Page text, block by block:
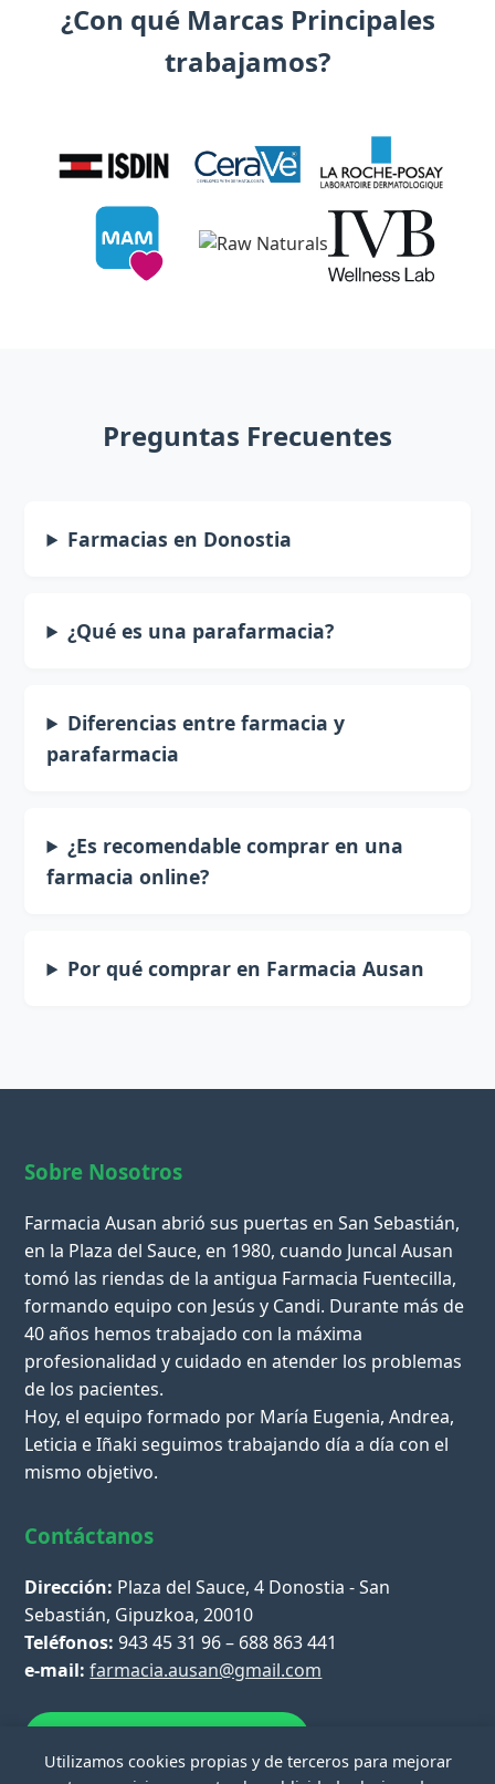
¿Con qué Marcas Principales
trabajamos?
Preguntas Frecuentes
Farmacias en Donostia
¿Qué es una parafarmacia?
Diferencias entre farmacia y
parafarmacia
¿Es recomendable comprar en una
farmacia online?
Por qué comprar en Farmacia Ausan
Sobre Nosotros
Farmacia Ausan abrió sus puertas en San Sebastián,
en la Plaza del Sauce, en 1980, cuando Juncal Ausan
tomó las riendas de la antigua Farmacia Fuentecilla,
formando equipo con Jesús y Candi. Durante más de
40 años hemos trabajado con la máxima
profesionalidad y cuidado en atender los problemas
de los pacientes.
Hoy, el equipo formado por María Eugenia, Andrea,
Leticia e Iñaki seguimos trabajando día a día con el
mismo objetivo.
Contáctanos
Dirección: Plaza del Sauce, 4 Donostia - San
Sebastián, Gipuzkoa, 20010
Teléfonos: 943 45 31 96 – 688 863 441
e-mail: farmacia.ausan@gmail.com
Utilizamos cookies propias y de terceros para mejorar